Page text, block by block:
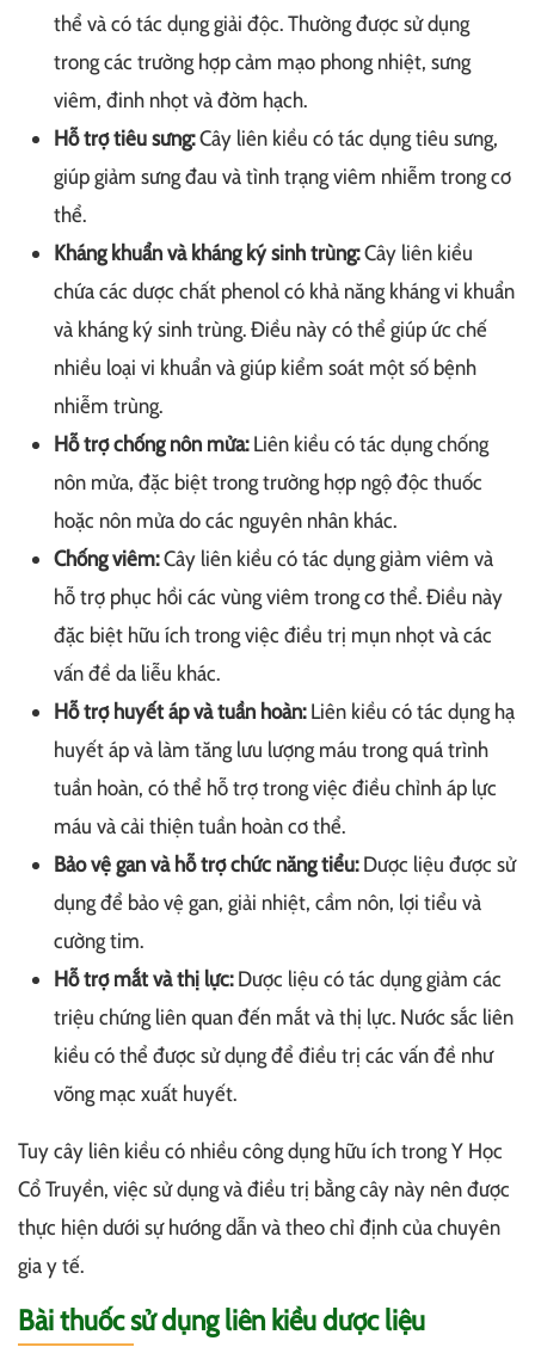
thể và có tác dụng giải độc. Thường được sử dụng
trong các trường hợp cảm mạo phong nhiệt, sưng
viêm, đinh nhọt và đờm hạch.
Hỗ trợ tiêu sưng:Cây liên kiều có tác dụng tiêu sưng,
giúp giảm sưng đau và tình trạng viêm nhiễm trong cơ
thể.
Kháng khuẩn và kháng ký sinh trùng:Cây liên kiều
chứa các dược chất phenol có khả năng kháng vi khuẩn
và kháng ký sinh trùng. Điều này có thể giúp ức chế
nhiều loại vi khuẩn và giúp kiểm soát một số bệnh
nhiễm trùng.
Hỗ trợ chống nôn mửa:Liên kiều có tác dụng chống
nôn mửa, đặc biệt trong trường hợp ngộ độc thuốc
hoặc nôn mửa do các nguyên nhân khác.
Chống viêm:Cây liên kiều có tác dụng giảm viêm và
hỗ trợ phục hồi các vùng viêm trong cơ thể. Điều này
đặc biệt hữu ích trong việc điều trị mụn nhọt và các
vấn đề da liễu khác.
Hỗ trợ huyết áp và tuần hoàn:Liên kiều có tác dụng hạ
huyết áp và làm tăng lưu lượng máu trong quá trình
tuần hoàn, có thể hỗ trợ trong việc điều chỉnh áp lực
máu và cải thiện tuần hoàn cơ thể.
Bảo vệ gan và hỗ trợ chức năng tiểu:Dược liệu được sử
dụng để bảo vệ gan, giải nhiệt, cầm nôn, lợi tiểu và
cường tim.
Hỗ trợ mắt và thị lực:Dược liệu có tác dụng giảm các
triệu chứng liên quan đến mắt và thị lực. Nước sắc liên
kiều có thể được sử dụng để điều trị các vấn đề như
võng mạc xuất huyết.
Tuy cây liên kiều có nhiều công dụng hữu ích trong Y Học
Cổ Truyền, việc sử dụng và điều trị bằng cây này nên được
thực hiện dưới sự hướng dẫn và theo chỉ định của chuyên
gia y tế.
Bài thuốc sử dụng liên kiều dược liệu